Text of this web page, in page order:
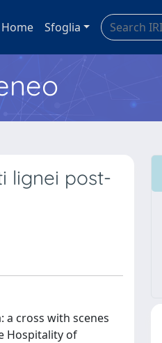
Home Sfoglia
lignei post-
a cross with scenes
Hospitality of